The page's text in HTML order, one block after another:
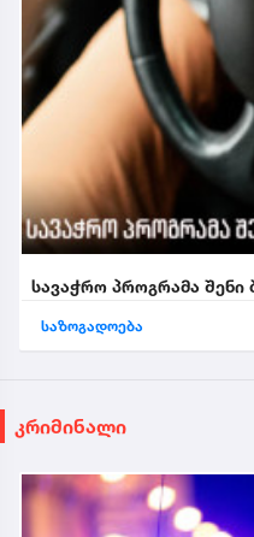
სავაჭრო პროგრამა შენი
საზოგადოება
კრიმინალი